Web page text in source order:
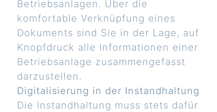
Betriebsanlagen. Über die
komfortable Verknüpfung eines
Dokuments sind Sie in der Lage, auf
Knopfdruck alle Informationen einer
Betriebsanlage zusammengefasst
darzustellen.
Digitalisierung in der Instandhaltung
Die Instandhaltung muss stets dafür